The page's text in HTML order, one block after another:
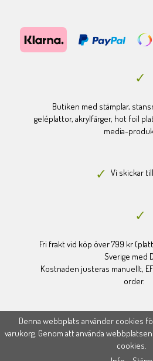
Butiken med stämplar,
geléplattor, akrylfärger, hot foil
media-
Vi skickar
Fri frakt vid köp över 799 kr
Sverige med
Kostnaden justeras manuellt,
order.
Drift & produktion:
Denna webbplats använder cookies
varukorg. Genom att använda
cookies.